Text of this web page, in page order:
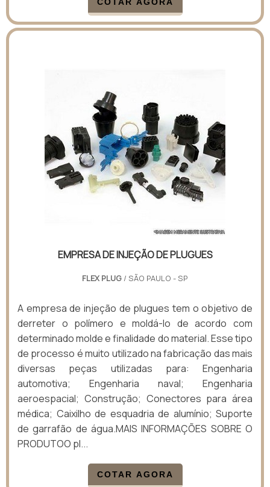
EMPRESA DE INJEÇÃO DE PLUGUES
FLEX PLUG / SÃO PAULO - SP
A empresa de injeção de plugues tem o objetivo de
derreter o polímero e moldá-lo de acordo com
determinado molde e finalidade do material. Esse tipo
de processo é muito utilizado na fabricação das mais
diversas peças utilizadas para: Engenharia
automotiva; Engenharia naval; Engenharia
aeroespacial; Construção; Conectores para área
médica; Caixilho de esquadria de alumínio; Suporte
de garrafão de água.MAIS INFORMAÇÕES SOBRE O
PRODUTOO pl...
COTAR AGORA